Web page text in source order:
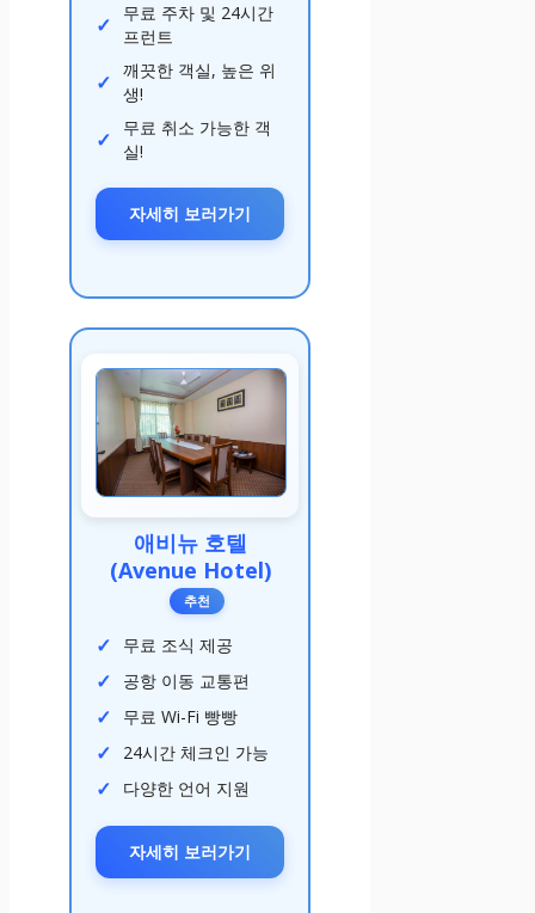
무료 주차 및 24시간
프런트
깨끗한 객실, 높은 위
생!
무료 취소 가능한 객
실!
자세히 보러가기
애비뉴 호텔
(Avenue Hotel)
추천
무료 조식 제공
공항 이동 교통편
무료 Wi-Fi 빵빵
24시간 체크인 가능
다양한 언어 지원
자세히 보러가기